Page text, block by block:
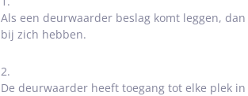
Als een deurwaarder beslag komt leggen,
bij zich hebben.
2.
De deurwaarder heeft toegang tot elke plek